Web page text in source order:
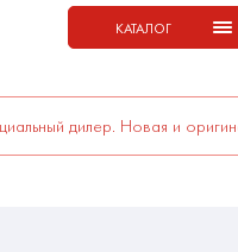
КАТАЛОГ
дилер. Новая и